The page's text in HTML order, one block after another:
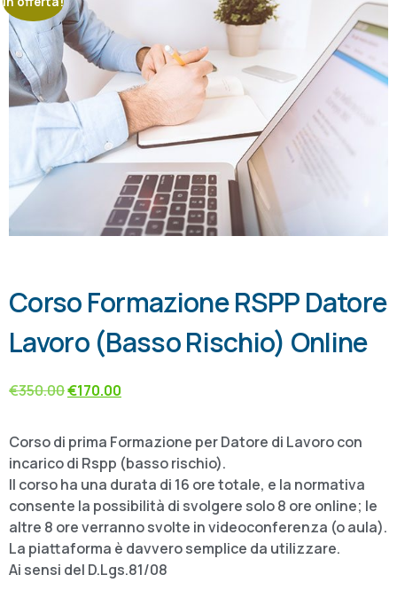
Corso Formazione RSPP Datore
Lavoro (Basso Rischio) Online
€350.00€170.00
Corso di prima Formazione per Datore di Lavoro con
incarico di Rspp (basso rischio).
Il corso ha una durata di 16 ore totale, e la normativa
consente la possibilità di svolgere solo 8 ore online; le
altre 8 ore verranno svolte in videoconferenza (o aula).
La piattaforma è davvero semplice da utilizzare.
Ai sensi del D.Lgs.81/08